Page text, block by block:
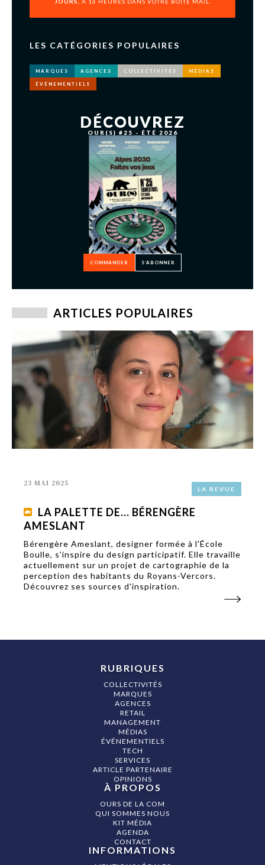
LES CATÉGORIES POPULAIRES
MARQUES AGENCES COLLECTIVITÉS MÉDIAS
ÉVÉNEMENTIELS
DÉCOUVREZ
OUR(S) #25 - ÉTÉ 2026
COMMANDER S’ABONNER
ARTICLES POPULAIRES
LA REVUE
23 MAI 2025
LA PALETTE DE… BÉRENGÈRE
AMESLANT
Bérengère Ameslant, designer formée à l'École
Boulle, s'inspire du design participatif. Elle travaille
actuellement sur un projet de cartographie de la
perception des habitants du Royans-Vercors.
Découvrez ses sources d'inspiration.
RUBRIQUES
COLLECTIVITÉS
MARQUES
AGENCES
RETAIL
MANAGEMENT
MÉDIAS
ÉVÉNEMENTIELS
TECH
SERVICES
ARTICLE PARTENAIRE
OPINIONS
À PROPOS
OURS DE LA COM
QUI SOMMES NOUS
KIT MÉDIA
AGENDA
CONTACT
INFORMATIONS